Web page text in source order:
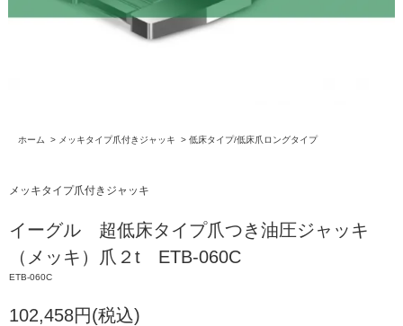
ホーム > メッキタイプ爪付きジャッキ > 低床タイプ/低床爪ロングタイプ
メッキタイプ爪付きジャッキ
イーグル 超低床タイプ爪つき油圧ジャッキ
（メッキ）爪２t ETB-060C
ETB-060C
102,458円(税込)